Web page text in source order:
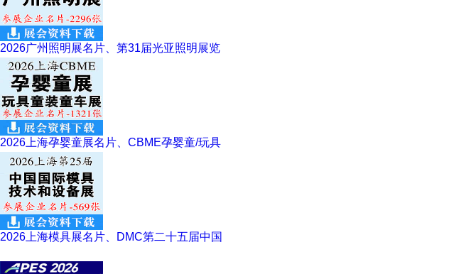
2026广州照明展名片、第31届光亚照明展览
2026上海孕婴童展名片、CBME孕婴童/玩具
2026上海模具展名片、DMC第二十五届中国